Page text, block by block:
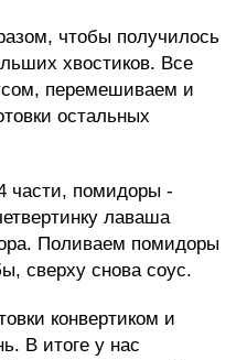
чтобы получилось
хвостиков. Все
перемешиваем и
остальных
части, помидоры -
лаваша
Поливаем помидоры
сверху снова соус.
конвертиком и
В итоге у нас